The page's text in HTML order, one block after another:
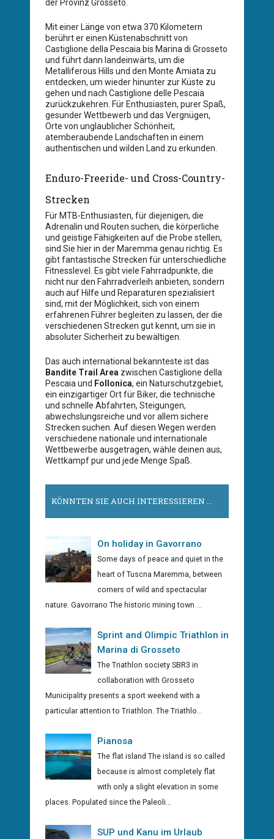
der Provinz Grosseto.
Mit einer Länge von etwa 370 Kilometern
berührt er einen Küstenabschnitt von
Castiglione della Pescaia bis Marina di Grosseto
und führt dann landeinwärts, um die
Metalliferous Hills und den Monte Amiata zu
entdecken, um wieder hinunter zur Küste zu
gehen und nach Castiglione delle Pescaia
zurückzukehren. Für Enthusiasten, purer Spaß,
gesunder Wettbewerb und das Vergnügen,
Orte von unglaublicher Schönheit,
atemberaubende Landschaften in einem
authentischen und wilden Land zu erkunden.
Enduro-Freeride- und Cross-Country-
Strecken
Für MTB-Enthusiasten, für diejenigen, die
Adrenalin und Routen suchen, die körperliche
und geistige Fähigkeiten auf die Probe stellen,
sind Sie hier in der Maremma genau richtig. Es
gibt fantastische Strecken für unterschiedliche
Fitnesslevel. Es gibt viele Fahrradpunkte, die
nicht nur den Fahrradverleih anbieten, sondern
auch auf Hilfe und Reparaturen spezialisiert
sind, mit der Möglichkeit, sich von einem
erfahrenen Führer begleiten zu lassen, der die
verschiedenen Strecken gut kennt, um sie in
absoluter Sicherheit zu bewältigen.
Das auch international bekannteste ist das
Bandite Trail Area zwischen Castiglione della
Pescaia und Follonica, ein Naturschutzgebiet,
ein einzigartiger Ort für Biker, die technische
und schnelle Abfahrten, Steigungen,
abwechslungsreiche und vor allem sichere
Strecken suchen. Auf diesen Wegen werden
verschiedene nationale und internationale
Wettbewerbe ausgetragen, wähle deinen aus,
Wettkampf pur und jede Menge Spaß.
KÖNNTEN SIE AUCH INTERESSIEREN ...
On holiday in Gavorrano
Some days of peace and quiet in the
heart of Tuscna Maremma, between
corners of wild and spectacular
nature. Gavorrano The historic mining town ...
Sprint and Olimpic Triathlon in
Marina di Grosseto
The Triathlon society SBR3 in
collaboration with Grosseto
Municipality presents a sport weekend with a
particular attention to Triathlon. The Triathlo...
Pianosa
The flat island The island is so called
because is almost completely flat
with only a slight elevation in some
places. Populated since the Paleoli...
SUP und Kanu im Urlaub